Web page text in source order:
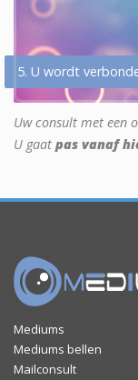
5. U wordt
Uw consult met een
U gaat pas vanaf
Mediums
Mediums bellen
Mailconsult